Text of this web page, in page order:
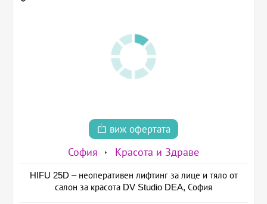
виж офертата
София Красота и Здраве
HIFU 25D – неоперативен лифтинг за лице и тяло от
салон за красота DV Studio DEA, София